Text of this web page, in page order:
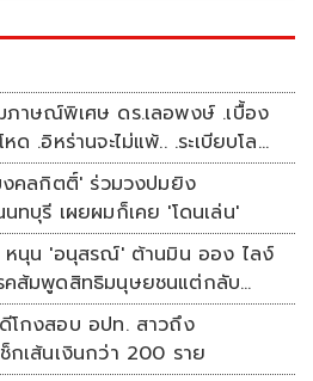
ภาษณ์พิเศษ ดร.เลอพงษ์ .เบื้อง
ด .อิหร่านจะไม่แพ้.. .ระเบียบโลก
อกกลาง…. | อิสรภาพแห่งความ
ญ รอดเพชร
คลกิตติ์' ร่วมวงปมยิง
ทบุรี เผยผมก็เคย 'โดนเล่น'
นุน 'อนุสรณ์' ต้านมิน ออง ไลง์
คส้มพูดสิทธิมนุษยชนแต่กลับ
โกงสอบ อปท. สาวถึง
กเส้นเงินกว่า 200 ราย